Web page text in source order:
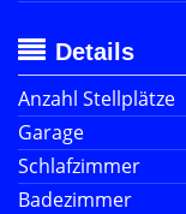
Details
Anzahl Stellplätze
Garage
Schlafzimmer
Badezimmer